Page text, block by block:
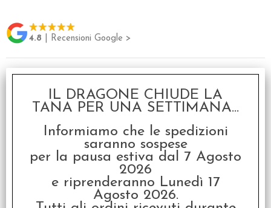
4.8 | Recensioni Google >
Stampa
Avvisami quando l'articolo sarà disponibile
Descrizione
Gioco da tavolo in inglese
IL DRAGONE CHIUDE LA
TANA PER UNA SETTIMANA...
Informiamo che le spedizioni
saranno sospese
per la pausa estiva dal 7 Agosto
2026
e riprenderanno Lunedì 17
Agosto 2026.